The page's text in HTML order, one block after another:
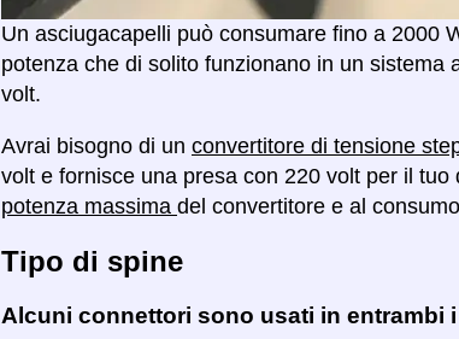
Un asciugacapelli può consumare fino a 2000
potenza che di solito funzionano in un
volt.
Avrai bisogno di un convertitore di tensione
volt e fornisce una presa con 220 volt per il tuo
potenza massima del convertitore e al
Tipo di spine
Alcuni connettori sono usati in entrambi i